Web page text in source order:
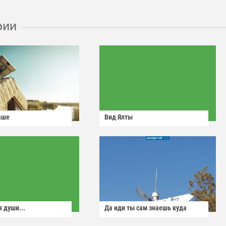
Вид Ялты
души... Да иди ты сам знаешь куда